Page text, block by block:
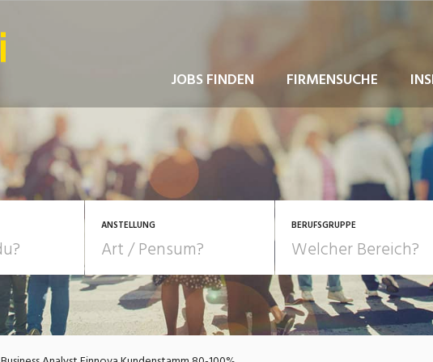
JOBS FINDEN FIRMENSUCHE
ANSTELLUNG
10-100%Pensum
Temporär (befristet)
POSITION
BERUFSGRUPPE
Bau, Handwerk, Elektro Bildung, Kunst, Design, Soziale
Berufe, Sport